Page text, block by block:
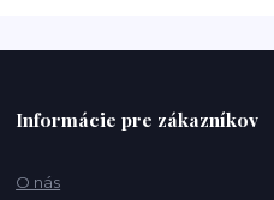
Informácie pre zákazníkov
O nás